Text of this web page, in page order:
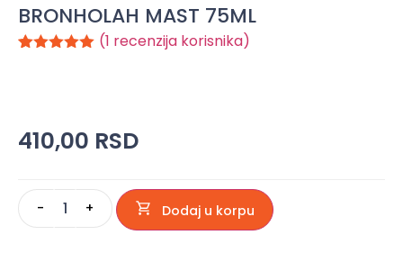
BRONHOLAH MAST 75ML
(1 recenzija korisnika)
410,00 RSD
- + Dodaj u korpu